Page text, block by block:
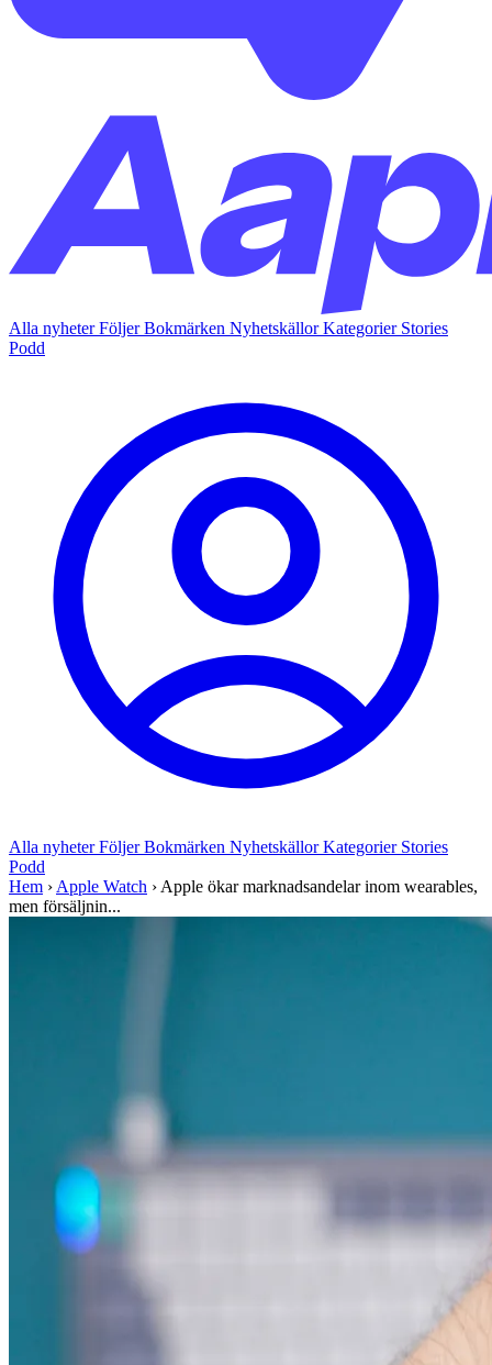
Alla nyheterFöljerBokmärken NyhetskällorKategorier Stories
Podd
Alla nyheterFöljerBokmärken NyhetskällorKategorier Stories
Podd
Hem › Apple Watch › Apple ökar marknadsandelar inom wearables,
men försäljnin...